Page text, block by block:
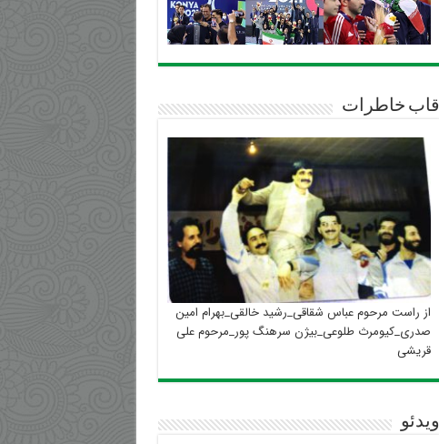
قاب خاطرات
از راست مرحوم عباس شقاقی_رشید خالقی_بهرام امین
صدری_کیومرث طلوعی_بیژن سرهنگ پور_مرحوم علی
قریشی
ویدئو